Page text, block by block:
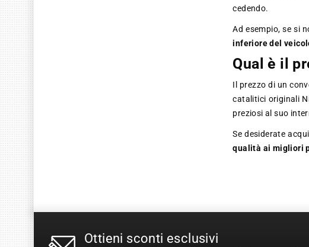
cedendo.
Ad esempio, se si
inferiore del
Qual è il
Il prezzo di un
catalitici originali
preziosi al suo
Se desiderate
qualità ai migliori
Ottieni sconti esclusivi